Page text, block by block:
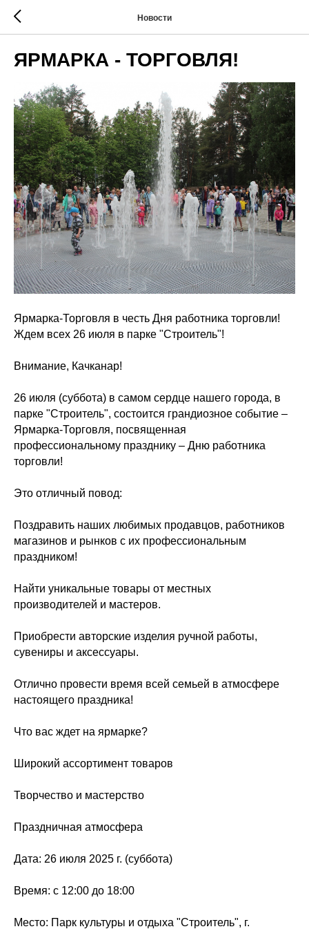
Новости
ЯРМАРКА - ТОРГОВЛЯ!
Ярмарка-Торговля в честь Дня работника торговли!
Ждем всех 26 июля в парке "Строитель"!
Внимание, Качканар!
26 июля (суббота) в самом сердце нашего города, в
парке "Строитель", состоится грандиозное событие –
Ярмарка-Торговля, посвященная
профессиональному празднику – Дню работника
торговли!
Это отличный повод:
Поздравить наших любимых продавцов, работников
магазинов и рынков с их профессиональным
праздником!
Найти уникальные товары от местных
производителей и мастеров.
Приобрести авторские изделия ручной работы,
сувениры и аксессуары.
Отлично провести время всей семьей в атмосфере
настоящего праздника!
Что вас ждет на ярмарке?
Широкий ассортимент товаров
Творчество и мастерство
Праздничная атмосфера
Дата: 26 июля 2025 г. (суббота)
Время: с 12:00 до 18:00
Место: Парк культуры и отдыха "Строитель", г.